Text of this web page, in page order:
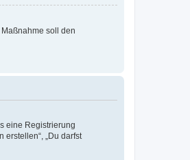
soll den
eine Registrierung
„Du darfst